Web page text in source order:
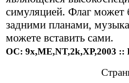
симуляцией. Флаг может
задними планами,
можете вставить сами.
ОС: 9x,ME,NT,2k,XP,2003 ::